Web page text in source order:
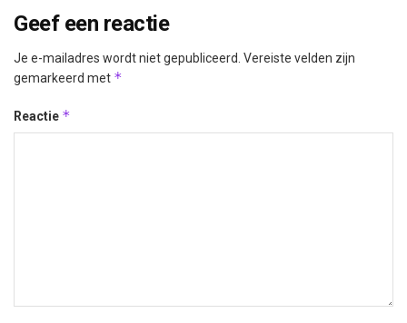
Geef een reactie
Je e-mailadres wordt niet gepubliceerd. Vereiste velden zijn
gemarkeerd met *
Reactie *